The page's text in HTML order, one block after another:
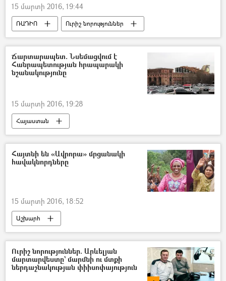
15 մարտի 2016, 19:44
ՌԱԴԻՈ Ուրիշ նորություններ
Ճարտարապետ. Նսեմացվում է
Հանրապետության հրապարակի
նշանակությունը
15 մարտի 2016, 19:28
Հայաստան
Հայտնի են «Ավրորա» մրցանակի
հավակնորդները
15 մարտի 2016, 18:52
Աշխարհ
Ուրիշ նորություններ. Արևելյան
մարտարվեստը` մարմնի ու մտքի
ներդաշնակության փիիսոփայություն